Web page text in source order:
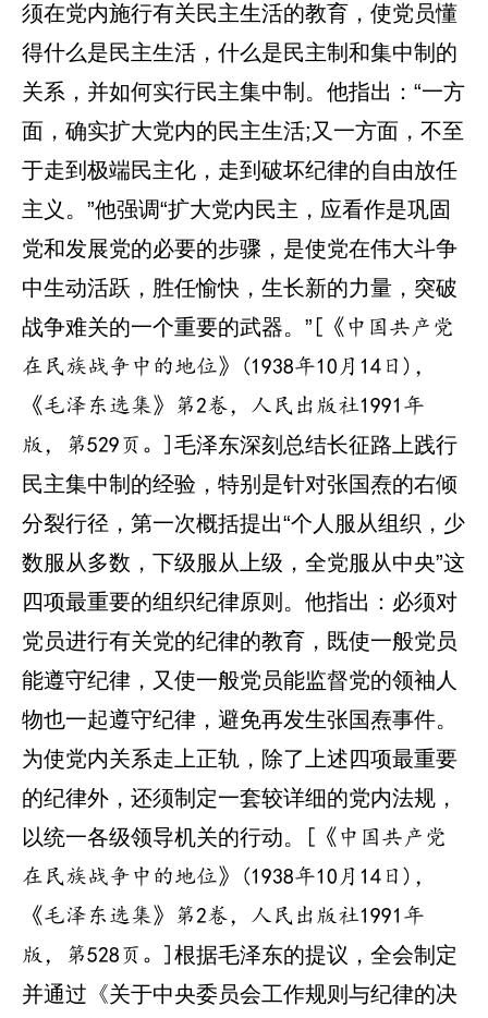
须在党内施行有关民主生活的教育，使党员懂
得什么是民主生活，什么是民主制和集中制的
关系，并如何实行民主集中制。他指出：“一方
面，确实扩大党内的民主生活;又一方面，不至
于走到极端民主化，走到破坏纪律的自由放任
主义。”他强调“扩大党内民主，应看作是巩固
党和发展党的必要的步骤，是使党在伟大斗争
中生动活跃，胜任愉快，生长新的力量，突破
战争难关的一个重要的武器。” [《中国共产党
在民族战争中的地位》(1938年10月14日)，
《毛泽东选集》第2卷，人民出版社1991年
版，第529页。] 毛泽东深刻总结长征路上践行
民主集中制的经验，特别是针对张国焘的右倾
分裂行径，第一次概括提出“个人服从组织，少
数服从多数，下级服从上级，全党服从中央”这
四项最重要的组织纪律原则。他指出：必须对
党员进行有关党的纪律的教育，既使一般党员
能遵守纪律，又使一般党员能监督党的领袖人
物也一起遵守纪律，避免再发生张国焘事件。
为使党内关系走上正轨，除了上述四项最重要
的纪律外，还须制定一套较详细的党内法规，
以统一各级领导机关的行动。
[《中国共产党
在民族战争中的地位》(1938年10月14日)，
《毛泽东选集》第2卷，人民出版社1991年
版，第528页。] 根据毛泽东的提议，全会制定
并通过《关于中央委员会工作规则与纪律的决